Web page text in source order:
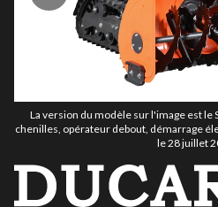
La version du modèle sur l'image est le
chenilles, opérateur debout, démarrage
le 28 juillet